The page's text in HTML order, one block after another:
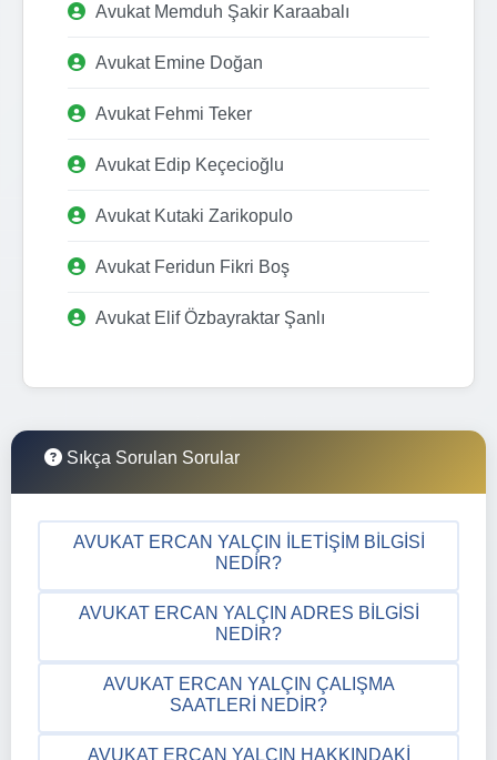
Avukat Memduh Şakir Karaabalı
Avukat Emine Doğan
Avukat Fehmi Teker
Avukat Edip Keçecioğlu
Avukat Kutaki Zarikopulo
Avukat Feridun Fikri Boş
Avukat Elif Özbayraktar Şanlı
Sıkça Sorulan Sorular
AVUKAT ERCAN YALÇIN İLETIŞIM BILGISI
NEDIR?
AVUKAT ERCAN YALÇIN ADRES BILGISI
NEDIR?
AVUKAT ERCAN YALÇIN ÇALIŞMA
SAATLERI NEDIR?
AVUKAT ERCAN YALÇIN HAKKINDAKI